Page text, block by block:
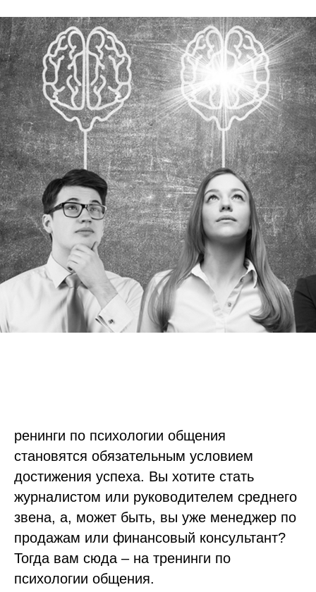
ренинги по психологии общения
становятся обязательным условием
достижения успеха. Вы хотите стать
журналистом или руководителем среднего
звена, а, может быть, вы уже менеджер по
продажам или финансовый консультант?
Тогда вам сюда – на тренинги по
психологии общения.